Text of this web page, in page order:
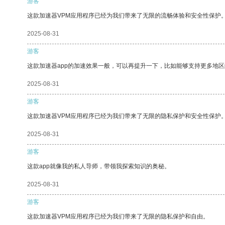
这款加速器VPM应用程序已经为我们带来了无限的流畅体验和安全性保护。
2025-08-31
游客
这款加速器app的加速效果一般，可以再提升一下，比如能够支持更多地区
2025-08-31
游客
这款加速器VPM应用程序已经为我们带来了无限的隐私保护和安全性保护。
2025-08-31
游客
这款app就像我的私人导师，带领我探索知识的奥秘。
2025-08-31
游客
这款加速器VPM应用程序已经为我们带来了无限的隐私保护和自由。